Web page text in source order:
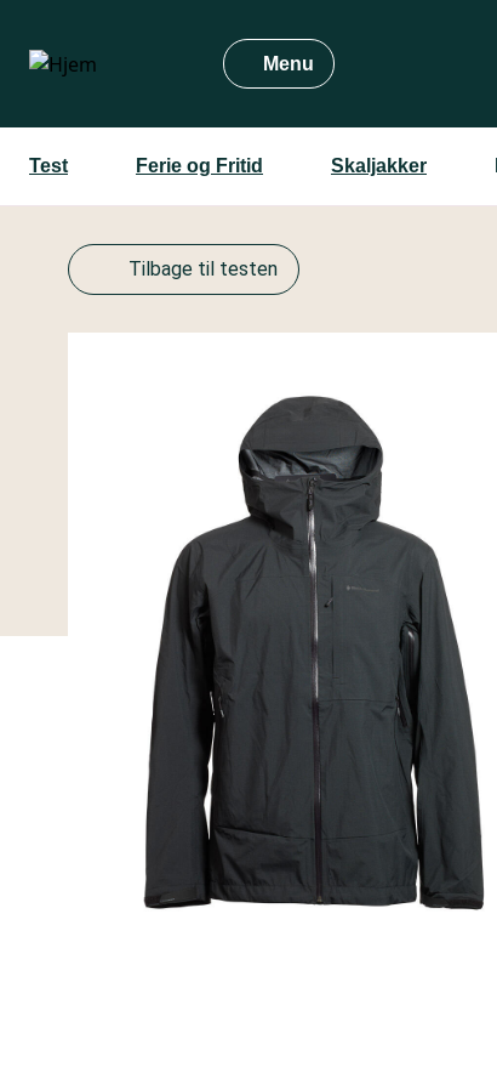
hovedindhold
Menu
Test Ferie og Fritid Skaljakker
Tilbage til testen